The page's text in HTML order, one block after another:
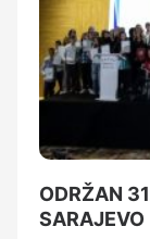
ODRŽAN
SARAJEVO